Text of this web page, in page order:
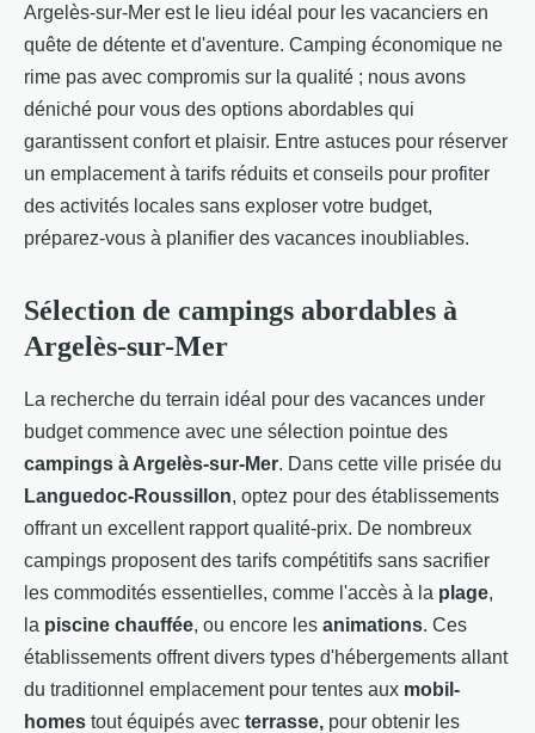
Argelès-sur-Mer est le lieu idéal pour les vacanciers en
quête de détente et d'aventure. Camping économique ne
rime pas avec compromis sur la qualité ; nous avons
déniché pour vous des options abordables qui
garantissent confort et plaisir. Entre astuces pour réserver
un emplacement à tarifs réduits et conseils pour profiter
des activités locales sans exploser votre budget,
préparez-vous à planifier des vacances inoubliables.
Sélection de campings abordables à
Argelès-sur-Mer
La recherche du terrain idéal pour des vacances under
budget commence avec une sélection pointue des
campings à Argelès-sur-Mer. Dans cette ville prisée du
Languedoc-Roussillon, optez pour des établissements
offrant un excellent rapport qualité-prix. De nombreux
campings proposent des tarifs compétitifs sans sacrifier
les commodités essentielles, comme l'accès à la plage,
la piscine chauffée, ou encore les animations. Ces
établissements offrent divers types d'hébergements allant
du traditionnel emplacement pour tentes aux mobil-
homes tout équipés avec terrasse, pour obtenir les